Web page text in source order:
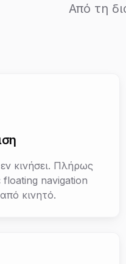
Από τη
κινήσει. Πλήρως
navigation
κινητό.